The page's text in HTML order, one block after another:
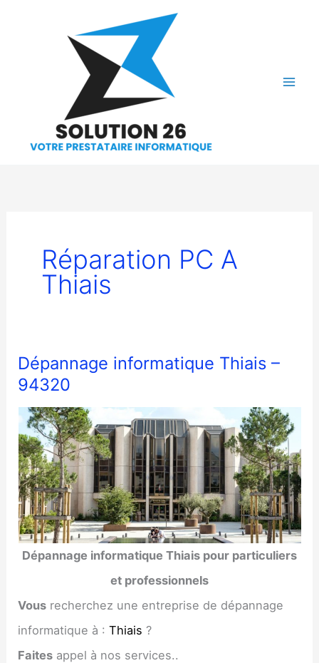
Réparation PC A
Thiais
Dépannage informatique Thiais –
94320
Dépannage informatique Thiais pour particuliers
et professionnels
Vous recherchez une entreprise de dépannage
informatique à :Thiais ?
Faites appel à nos services..